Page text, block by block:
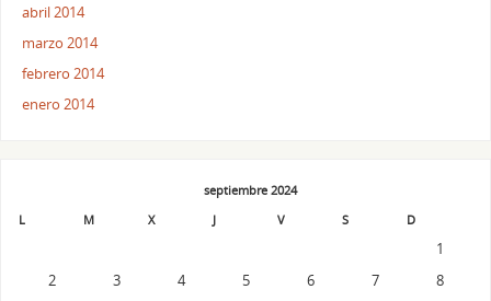
abril 2014
marzo 2014
febrero 2014
enero 2014
septiembre 2024
L
M X J V S D
1
2
3 4 5 6 7
8